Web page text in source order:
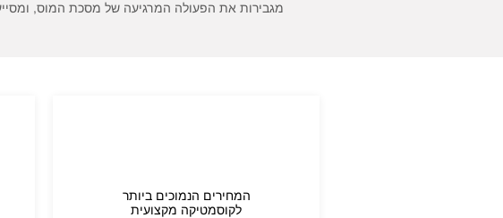
מגבירות את הפעולה המרגיעה של מסכת המוס,
המחירים הנמוכים ביותר
לקוסמטיקה מקצועית